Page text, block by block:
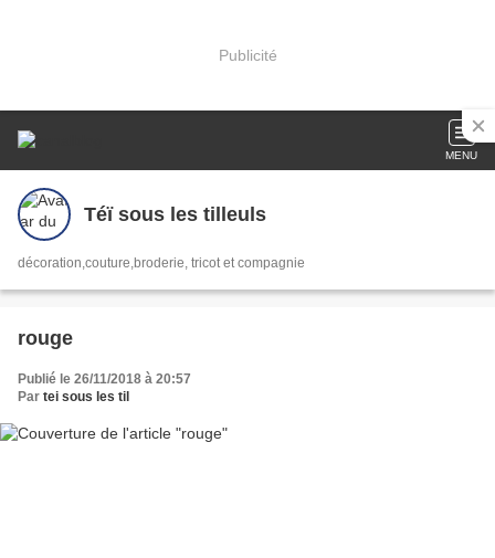
Publicité
MENU
Téï sous les tilleuls
décoration,couture,broderie, tricot et compagnie
rouge
Publié le 26/11/2018 à 20:57
Par tei sous les til